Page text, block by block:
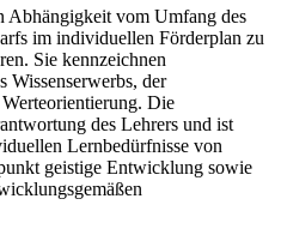
Abhängigkeit vom Umfang des
im individuellen Förderplan zu
Sie kennzeichnen
Wissenserwerbs, der
Die
des Lehrers und ist
Lernbedürfnisse von
geistige Entwicklung sowie